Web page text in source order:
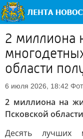
2 миллиона
области
6 июля 2026, 18:42
2 миллиона на
Псковской
Десять лучших